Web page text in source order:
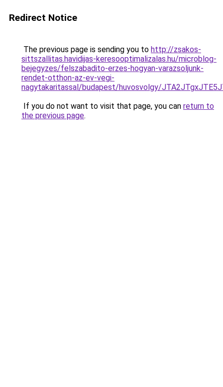
Redirect Notice
The previous page is sending you to http://zsakos-
sittszallitas.havidijas-keresooptimalizalas.hu/microblog-
bejegyzes/felszabadito-erzes-hogyan-varazsoljunk-
rendet-otthon-az-ev-vegi-
nagytakaritassal/budapest/huvosvolgy/
If you do not want to visit that page, you can return to
the previous page.